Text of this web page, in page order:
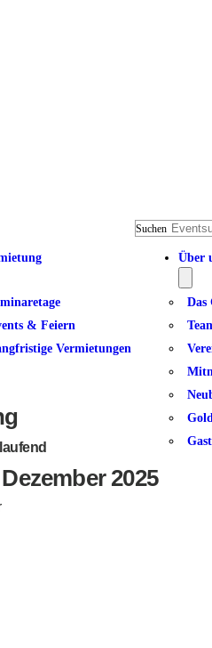
Suchen
& Feiern
Vermietungen
Über
Das
2025